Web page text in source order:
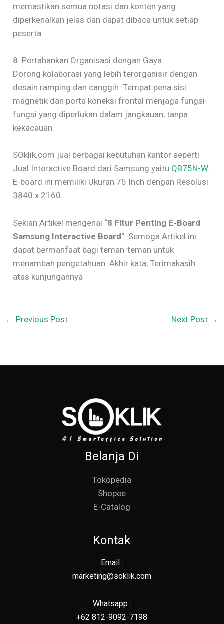
memastikan semua notasi dan konten yang
diperkenalkan jelas dan dapat dibaca untuk setiap
peserta.
8. Pertahankan Organisasi dengan Gaya
Dorong kolaborasi yang lebih terorganisir dengan
desain ramping dan canggih. Tempat pena sisi
magnetik dan porta koneksi frontal menjaga fungsi-
fungsi yang diperlukan dalam jangkauan, tanpa
kekacauan.
SOklik.com jual berbagai kebutuhan kantor seperti
Jual Interactive Board dari Samsung yaitu QB75N-W.
E-board ini memiliki Ukuran 75 Inch dengan Resolusi
3840 x 2160.
Sekian Artikel mengenai “8 Fitur Penting E-Board
Samsung Interactive Board“. Semoga Artikel ini
dapat bermanfaat bagi teman-teman untuk
menambah pengetahuan. Akhir kata, Terimakasih
atas kunjungannya
← Previous Post Next Post →
Belanja Di
Tokopedia
Shopee
E-Catalog
Kontak
Email :
marketing@soklik.com
Whatsapp :
+62 812-9092-7198